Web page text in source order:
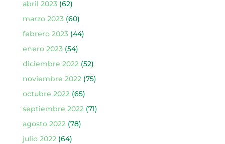
abril 2023(62)
marzo 2023(60)
febrero 2023(44)
enero 2023(54)
diciembre 2022(52)
noviembre 2022(75)
octubre 2022(65)
septiembre 2022(71)
agosto 2022(78)
julio 2022(64)